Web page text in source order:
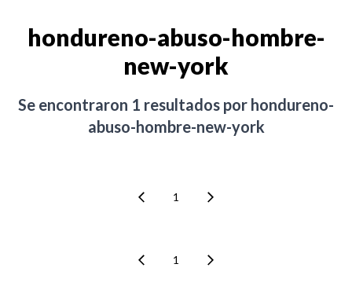
hondureno-abuso-hombre-
new-york
Se encontraron 1 resultados por hondureno-
abuso-hombre-new-york
1
1